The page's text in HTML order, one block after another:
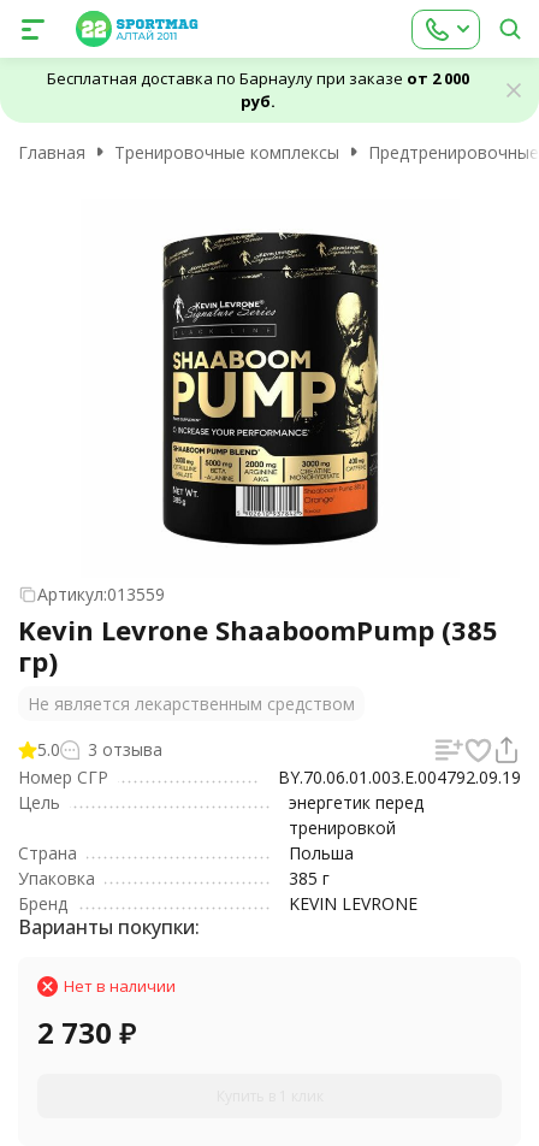
Бесплатная доставка по Барнаулу при заказе от 2 000
руб.
Главная Тренировочные комплексы
Артикул:013559
Kevin Levrone ShaaboomPump (385
гр)
Не является лекарственным средством
5.0
3 отзыва
Номер СГР
BY.70.06.01.003.E.004792.09.19
Цель
энергетик перед
тренировкой
Страна
Польша
Упаковка
385 г
Бренд
KEVIN LEVRONE
Варианты покупки:
Нет в наличии
2 730 ₽